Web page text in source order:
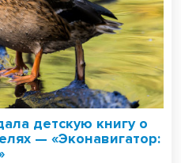
детскую книгу о
— «Эконавигатор: